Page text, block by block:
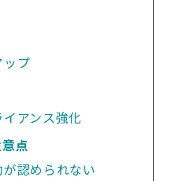
ップ
アンス強化
点
認められない